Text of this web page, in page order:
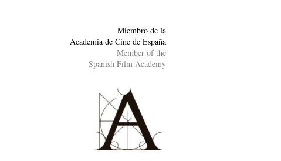
Miembro de la
Academia de Cine de España
Member of the
Spanish Film Academy